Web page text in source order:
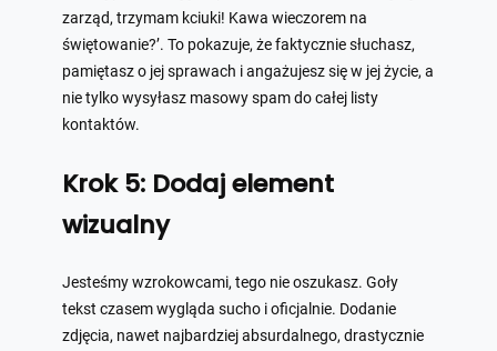
zarząd, trzymam kciuki! Kawa wieczorem na
świętowanie?’. To pokazuje, że faktycznie słuchasz,
pamiętasz o jej sprawach i angażujesz się w jej życie, a
nie tylko wysyłasz masowy spam do całej listy
kontaktów.
Krok 5: Dodaj element
wizualny
Jesteśmy wzrokowcami, tego nie oszukasz. Goły
tekst czasem wygląda sucho i oficjalnie. Dodanie
zdjęcia, nawet najbardziej absurdalnego, drastycznie